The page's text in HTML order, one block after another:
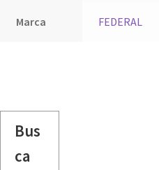
Marca FEDERAL
Bus
ca